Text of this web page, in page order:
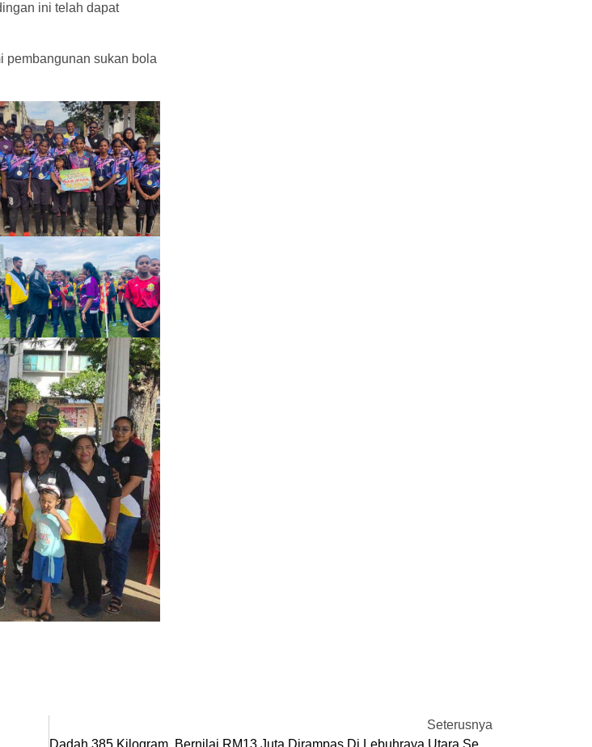
ini telah dapat
pembangunan sukan bola
Seterusnya
Dadah 385 Kilogram, Bernilai RM13 Juta Dirampas Di Lebuhraya Utara Selatan